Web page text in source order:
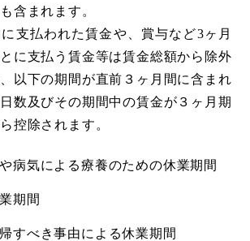
含まれます。
支払われた賃金や、賞与など3ヶ月
に支払う賃金等は賃金総額から除外
以下の期間が直前３ヶ月間に含まれ
数及びその期間中の賃金が３ヶ月期
控除されます。
病気による療養のための休業期間
期間
すべき事由による休業期間